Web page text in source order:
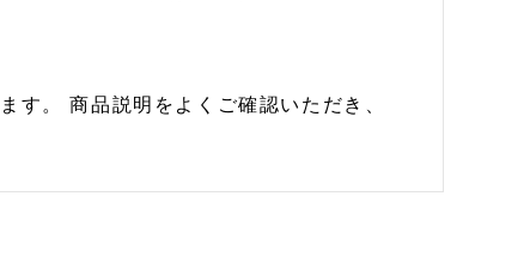
す。 商品説明をよくご確認いただき、